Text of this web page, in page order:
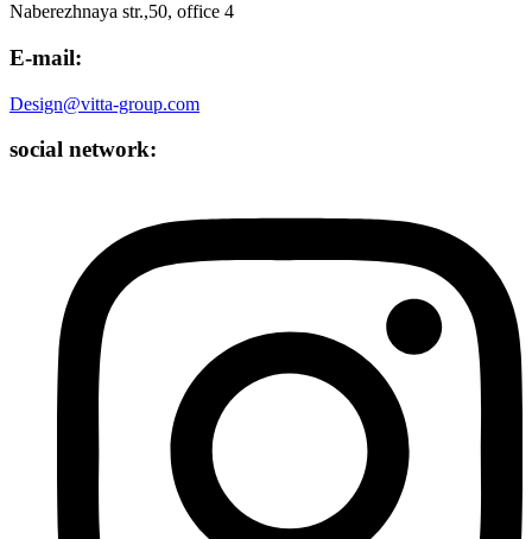
Naberezhnaya str.,50, office 4
E-mail:
Design@vitta-group.com
social network: